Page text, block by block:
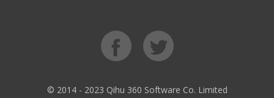
© 2014 - 2023 Qihu 360 Software Co. Limited